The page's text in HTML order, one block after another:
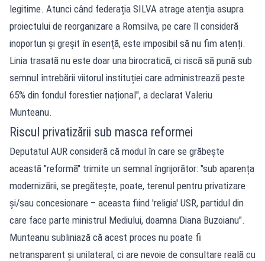
legitime. Atunci când federația SILVA atrage atenția asupra
proiectului de reorganizare a Romsilva, pe care îl consideră
inoportun și greșit în esență, este imposibil să nu fim atenți.
Linia trasată nu este doar una birocratică, ci riscă să pună sub
semnul întrebării viitorul instituției care administrează peste
65% din fondul forestier național", a declarat Valeriu
Munteanu.
Riscul privatizării sub masca reformei
Deputatul AUR consideră că modul în care se grăbește
această "reformă" trimite un semnal îngrijorător: "sub aparența
modernizării, se pregătește, poate, terenul pentru privatizare
și/sau concesionare – aceasta fiind 'religia' USR, partidul din
care face parte ministrul Mediului, doamna Diana Buzoianu".
Munteanu subliniază că acest proces nu poate fi
netransparent și unilateral, ci are nevoie de consultare reală cu